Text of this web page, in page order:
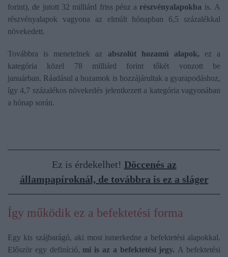
forint), de jutott 32 milliárd friss pénz a részvényalapokba is. A
részvényalapok vagyona az elmúlt hónapban 6,5 százalékkal
növekedett.
Továbbra is menetelnek az abszolút hozamú alapok, ez a
kategória közel 78 milliárd forint tőkét vonzott be
januárban. Ráadásul a hozamok is hozzájárultak a gyarapodáshoz,
így 4,7 százalékos növekedés jelentkezett a kategória vagyonában
a hónap során.
Ez is érdekelhet! Döccenés az
állampapíroknál, de továbbra is ez a sláger
Így működik ez a befektetési forma
Egy kis szájbarágó, aki most ismerkedne a befektetési alapokkal.
Először egy definíció, mi is az a befektetési jegy. A befektetési